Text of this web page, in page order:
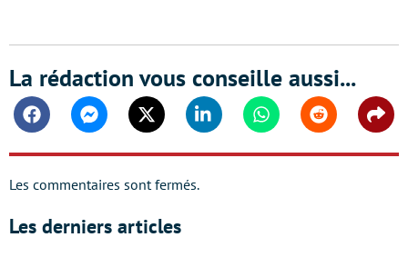
La rédaction vous conseille aussi...
FacebookMessengerTwitter Linkedin WhatsappReddit
Les commentaires sont fermés.
Les derniers articles